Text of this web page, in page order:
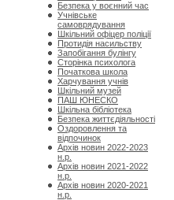
Безпека у воєнний час
Учнівське
самоврядування
Шкільний офіцер поліції
Протидія насильству
Запобігання булінгу
Сторінка психолога
Початкова школа
Харчування учнів
Шкільний музей
ПАШ ЮНЕСКО
Шкільна бібліотека
Безпека життєдіяльності
Оздоровлення та
відпочинок
Архів новин 2022-2023
н.р.
Архів новин 2021-2022
н.р.
Архів новин 2020-2021
н.р.